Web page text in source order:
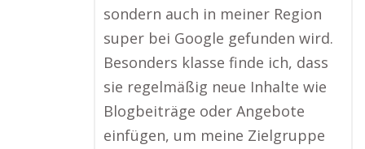
sondern auch in meiner Region
super bei Google gefunden wird.
Besonders klasse finde ich, dass
sie regelmäßig neue Inhalte wie
Blogbeiträge oder Angebote
einfügen, um meine Zielgruppe